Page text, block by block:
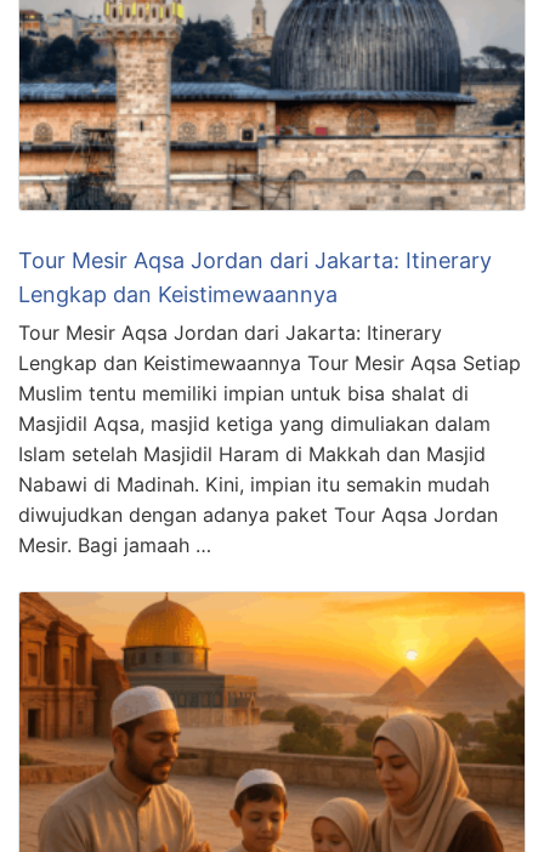
Tour Mesir Aqsa Jordan dari Jakarta: Itinerary
Lengkap dan Keistimewaannya
Tour Mesir Aqsa Jordan dari Jakarta: Itinerary
Lengkap dan Keistimewaannya Tour Mesir Aqsa Setiap
Muslim tentu memiliki impian untuk bisa shalat di
Masjidil Aqsa, masjid ketiga yang dimuliakan dalam
Islam setelah Masjidil Haram di Makkah dan Masjid
Nabawi di Madinah. Kini, impian itu semakin mudah
diwujudkan dengan adanya paket Tour Aqsa Jordan
Mesir. Bagi jamaah …